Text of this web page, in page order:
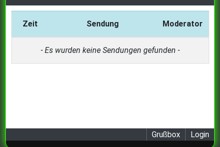
Zeit Sendung Moderator
- Es wurden keine Sendungen gefunden -
Grußbox Login